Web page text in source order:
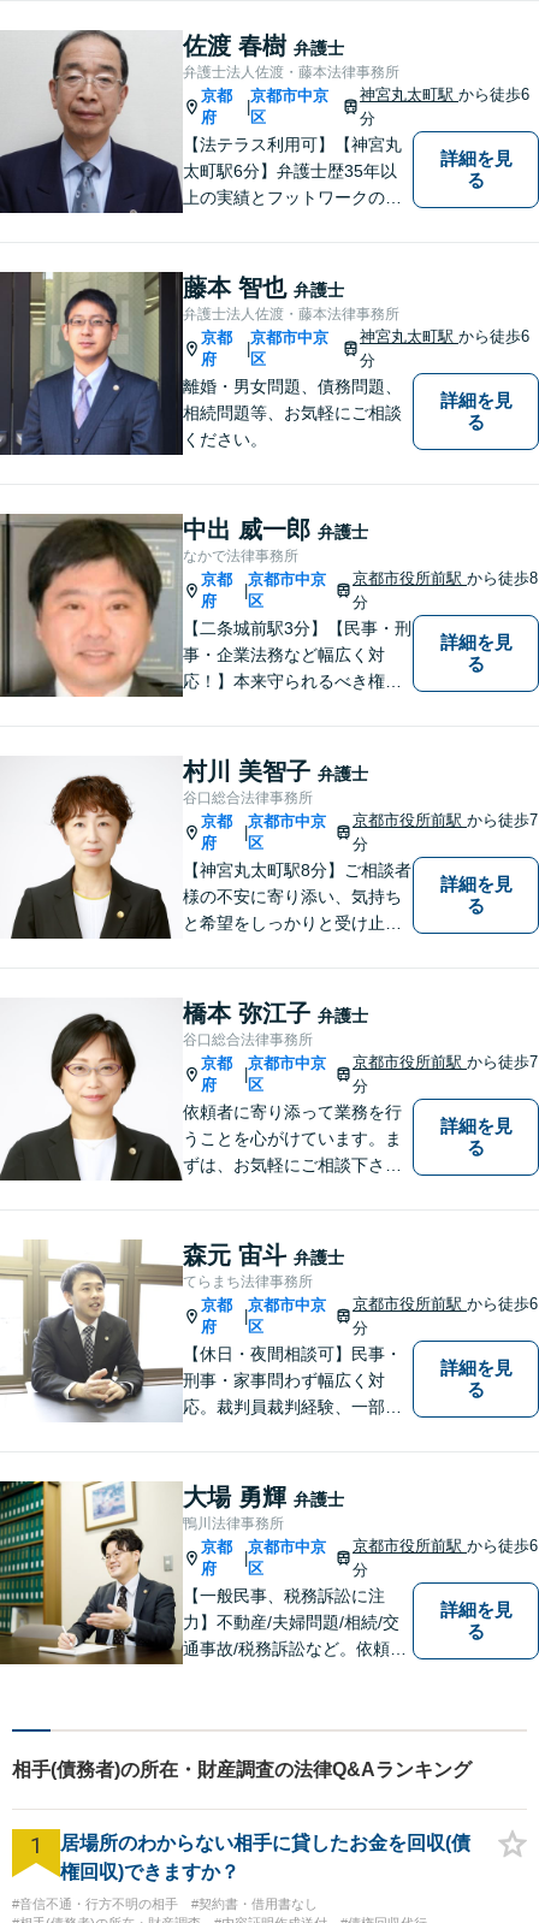
い、問題を解決することはも
ちろんのこと、皆様が持たれ
ている不安を少しでも解消し
てまいりたいと考えていま
す。
佐渡 春樹 弁護士
弁護士法人佐渡・藤本法律事務所
京都
府
|
京都市中京
区
神宮丸太町駅から徒歩6
分
【法テラス利用可】【神宮丸
太町駅6分】弁護士歴35年以
上の実績とフットワークのダ
務所ならではのアットホーム
な雰囲気を心がけています。
安心して気軽にご相談くださ
い。
詳細を見
る
藤本 智也 弁護士
弁護士法人佐渡・藤本法律事務所
京都
府
|
京都市中京
区
神宮丸太町駅から徒歩6
分
離婚・男女問題、債務問題、
相続問題等、お気軽にご相談
ください。
詳細を見
る
中出 威一郎 弁護士
なかで法律事務所
京都
府
京都市中京
区
京都市役所前駅から徒歩8
分
【二条城前駅3分】【民事・刑
事・企業法務など幅広く対
応！】本来守られるべき権
う、これまでの経験を活かし
弁護してまいります。お一人
お一人の心情に寄り添いま
す。まずはご相談ください。
【完全個室】
詳細を見
る
村川 美智子 弁護士
谷口総合法律事務所
京都
府
京都市中京
区
京都市役所前駅から徒歩7
分
【神宮丸太町駅8分】ご相談者
様の不安に寄り添い、気持ち
と希望をしっかりと受け止め
し、納得と安心につながるよ
う真摯にサポートします。ど
うぞお気軽にお話しくださ
い。【完全個室で相談可】
【地域密着型の法律事務所】
詳細を見
る
橋本 弥江子 弁護士
谷口総合法律事務所
京都
府
京都市中京
区
京都市役所前駅から徒歩7
分
依頼者に寄り添って業務を行
うことを心がけています。ま
ずは、お気軽にご相談下さ
詳細を見
る
森元 宙斗 弁護士
てらまち法律事務所
京都
府
京都市中京
区
京都市役所前駅から徒歩6
分
【休日・夜間相談可】民事・
刑事・家事問わず幅広く対
応。裁判員裁判経験、一部無
詳細を見
る
大場 勇輝 弁護士
鴨川法律事務所
京都
府
京都市中京
区
京都市役所前駅から徒歩6
分
【一般民事、税務訴訟に注
力】不動産/夫婦問題/相続/交
通事故/税務訴訟など。依頼者
提案できるよう尽力していま
す。【「京都市役所前駅」3番
出口6分】【駐車場あり】
詳細を見
る
相手(債務者)の所在・財産調査の法律Q&Aランキング
1
居場所のわからない相手に貸したお金を回収(債
権回収)できますか？
#音信不通・行方不明の相手
#契約書・借用書なし